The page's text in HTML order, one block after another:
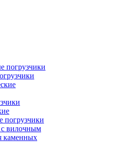
погрузчики
погрузчики
вилочным
каменных